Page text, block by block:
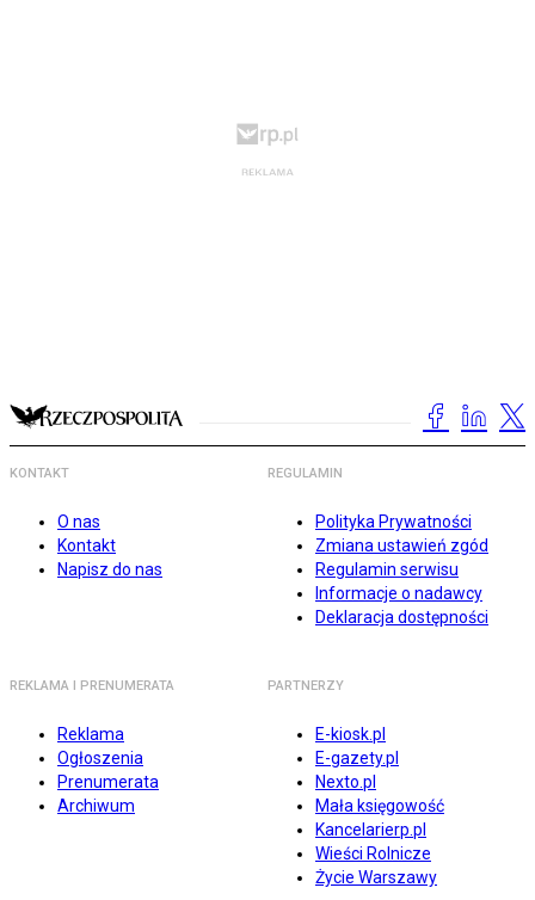
KONTAKT
O nas
Kontakt
Napisz do nas
REGULAMIN
Polityka Prywatności
Zmiana ustawień zgód
Regulamin serwisu
Informacje o nadawcy
Deklaracja dostępności
REKLAMA I PRENUMERATA
Reklama
Ogłoszenia
Prenumerata
Archiwum
PARTNERZY
E-kiosk.pl
E-gazety.pl
Nexto.pl
Mała księgowość
Kancelarierp.pl
Wieści Rolnicze
Życie Warszawy